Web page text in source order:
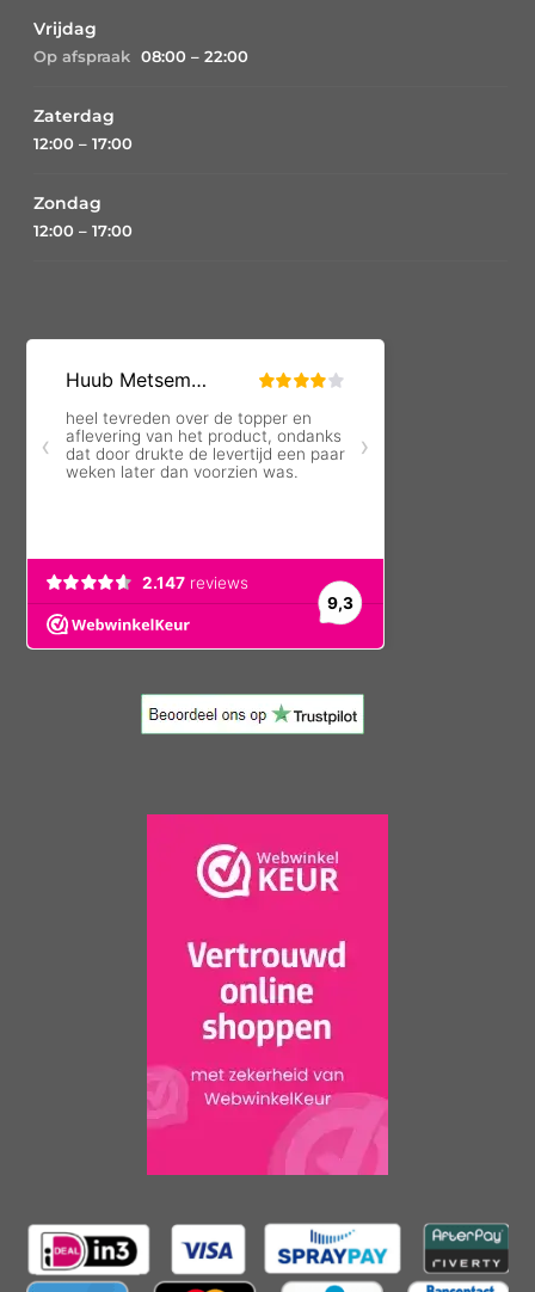
Vrijdag
Op afspraak 08:00 – 22:00
Zaterdag
12:00 – 17:00
Zondag
12:00 – 17:00